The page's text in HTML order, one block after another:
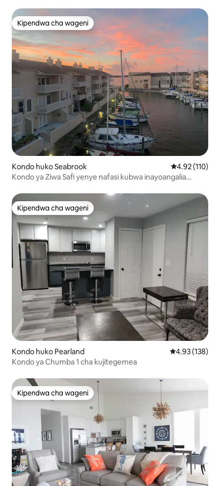
Kipendwa cha wageni
Kipendwa cha wageni
Kondo huko Seabrook Ukadiriaji wa
4.92 (110)
Kondo ya Ziwa Safi yenye nafasi kubwa inayoangalia
Kipendwa cha wageni
Kipendwa cha wageni
Kondo huko Pearland Ukadiriaji wa
4.93 (138)
Kondo ya Chumba 1 cha kujitegemea
Kipendwa cha wageni
Kipendwa cha wageni